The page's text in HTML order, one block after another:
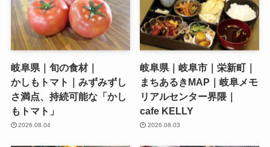
岐阜県｜旬の食材｜
かしもトマト｜みずみずし
さ満点、持続可能な「かし
もトマト」
2026.08.04
岐阜県｜岐阜市｜栄新町｜
まちあるきMAP｜岐阜メモ
リアルセンター界隈｜
cafe KELLY
2026.08.03